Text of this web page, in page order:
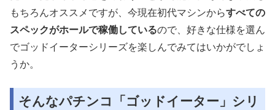
もちろんオススメですが、今現在初代マシンからすべての
スペックがホールで稼働しているので、好きな仕様を選ん
でゴッドイーターシリーズを楽しんでみてはいかがでしょ
うか。
そんなパチンコ「ゴッドイーター」シリ